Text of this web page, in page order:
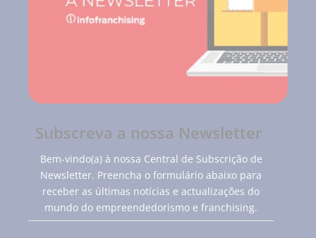
Subscreva a nossa Newsletter
Bem-vindo(a) à nossa Central de Subscrição de
Newsletter. Preencha o formulário abaixo para
receber as últimas notícias e actualizações do
mundo do empreendedorismo e franchising.